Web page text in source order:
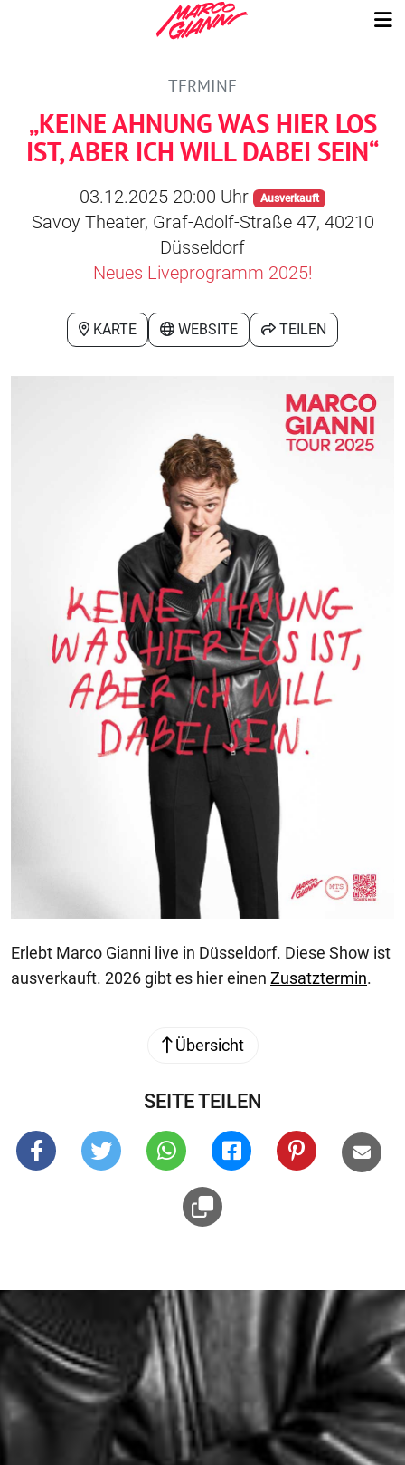
TERMINE
„KEINE AHNUNG WAS HIER LOS
IST, ABER ICH WILL DABEI SEIN“
03.12.2025 20:00 Uhr Ausverkauft
Savoy Theater, Graf-Adolf-Straße 47, 40210
Düsseldorf
Neues Liveprogramm 2025!
KARTE WEBSITE TEILEN
Erlebt Marco Gianni live in Düsseldorf. Diese Show ist
ausverkauft. 2026 gibt es hier einen Zusatztermin.
Übersicht
SEITE TEILEN